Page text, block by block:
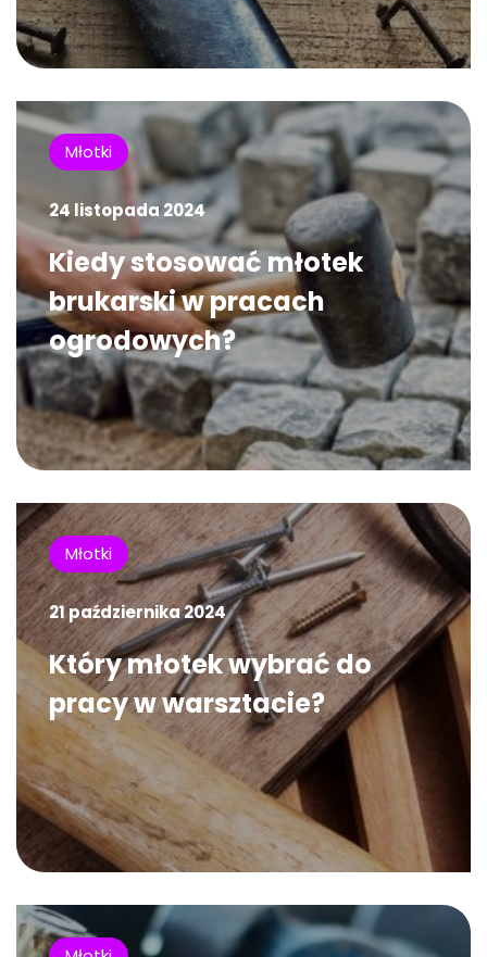
Młotki
24 listopada 2024
Kiedy stosować młotek
brukarski w pracach
ogrodowych?
Młotki
21 października 2024
Który młotek wybrać do
pracy w warsztacie?